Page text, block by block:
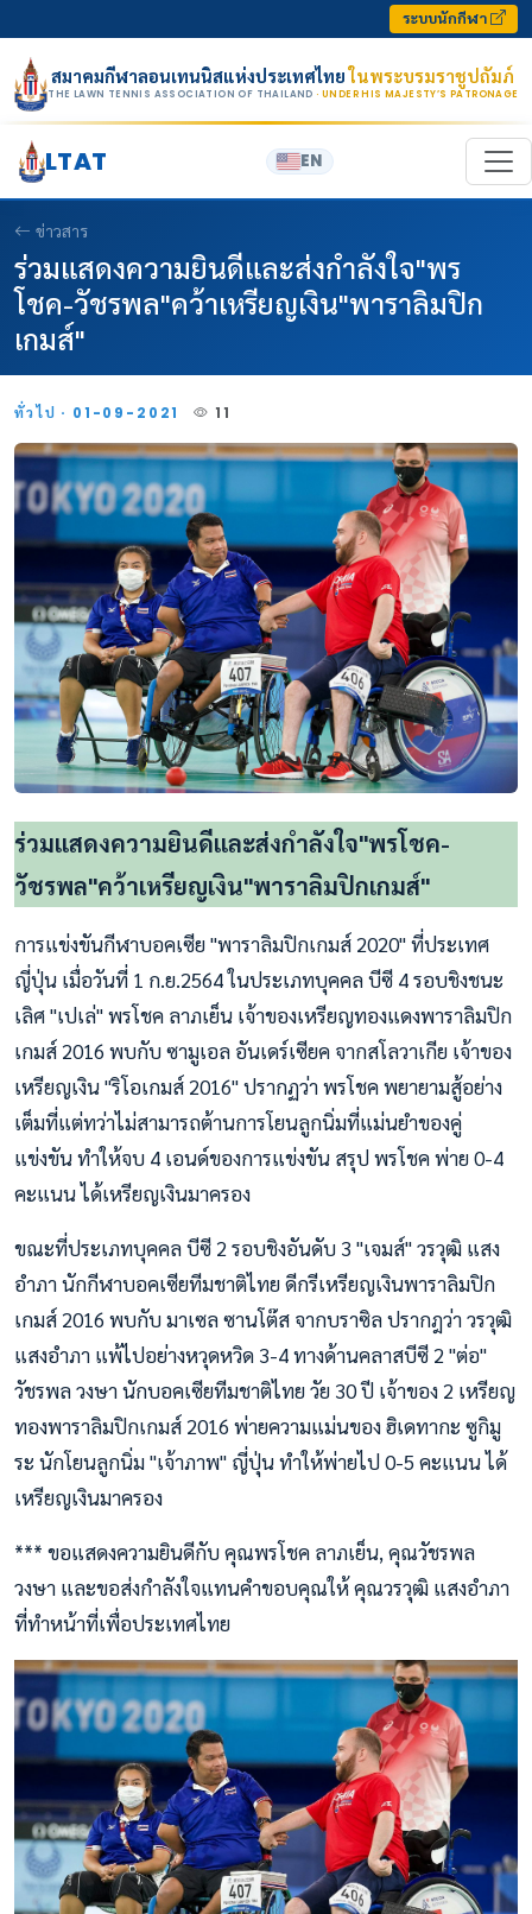
ระบบนักกีฬา
สมาคมกีฬาลอนเทนนิสแห่งประเทศไทยในพระบรมราชูปถัมภ์
THE LAWN TENNIS ASSOCIATION OF THAILAND · UNDER HIS MAJESTY’S PATRONAGE
LTAT EN
ข่าวสาร
ร่วมแสดงความยินดีและส่งกำลังใจ"พร
โชค-วัชรพล"คว้าเหรียญเงิน"พาราลิมปิก
เกมส์"
ทั่วไป · 01-09-2021 11
ร่วมแสดงความยินดีและส่งกำลังใจ"พรโชค-
วัชรพล"คว้าเหรียญเงิน"พาราลิมปิกเกมส์"
การแข่งขันกีฬาบอคเซีย "พาราลิมปิกเกมส์ 2020" ที่ประเทศ
ญี่ปุ่น เมื่อวันที่ 1 ก.ย.2564 ในประเภทบุคคล บีซี 4 รอบชิงชนะ
เลิศ "เปเล่" พรโชค ลาภเย็น เจ้าของเหรียญทองแดงพาราลิมปิก
เกมส์ 2016 พบกับ ซามูเอล อันเดร์เซียค จากสโลวาเกีย เจ้าของ
เหรียญเงิน "ริโอเกมส์ 2016" ปรากฏว่า พรโชค พยายามสู้อย่าง
เต็มที่แต่ทว่าไม่สามารถต้านการโยนลูกนิ่มที่แม่นยำของคู่
แข่งขัน ทำให้จบ 4 เอนด์ของการแข่งขัน สรุป พรโชค พ่าย 0-4
คะแนน ได้เหรียญเงินมาครอง
ขณะที่ประเภทบุคคล บีซี 2 รอบชิงอันดับ 3 "เจมส์" วรวุฒิ แสง
อำภา นักกีฬาบอคเซียทีมชาติไทย ดีกรีเหรียญเงินพาราลิมปิก
เกมส์ 2016 พบกับ มาเซล ซานโต๊ส จากบราซิล ปรากฎว่า วรวุฒิ
แสงอำภา แพ้ไปอย่างหวุดหวิด 3-4 ทางด้านคลาสบีซี 2 "ต่อ"
วัชรพล วงษา นักบอคเซียทีมชาติไทย วัย 30 ปี เจ้าของ 2 เหรียญ
ทองพาราลิมปิกเกมส์ 2016 พ่ายความแม่นของ ฮิเดทากะ ซูกิมู
ระ นักโยนลูกนิ่ม "เจ้าภาพ" ญี่ปุ่น ทำให้พ่ายไป 0-5 คะแนน ได้
เหรียญเงินมาครอง
*** ขอแสดงความยินดีกับ คุณพรโชค ลาภเย็น, คุณวัชรพล
วงษา และขอส่งกำลังใจแทนคำขอบคุณให้ คุณวรวุฒิ แสงอำภา
ที่ทำหน้าที่เพื่อประเทศไทย